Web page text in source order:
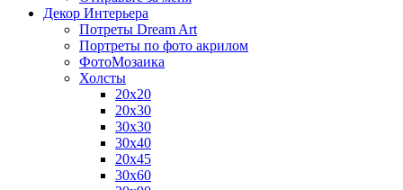
Декор Интерьера
Потреты Dream Art
Портреты по фото акрилом
ФотоМозаика
Холсты
20х20
20х30
30х30
30х40
20х45
30х60